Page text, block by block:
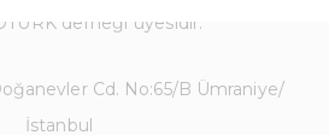
Cd. No:65/B Ümraniye/
İstanbul